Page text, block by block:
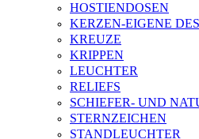
HOSTIENDOSEN
KERZEN-EIGENE
KREUZE
KRIPPEN
LEUCHTER
RELIEFS
SCHIEFER- UND
STERNZEICHEN
STANDLEUCHTER